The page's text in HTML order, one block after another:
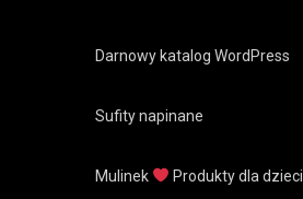
Darnowy katalog WordPress
Sufity napinane
Mulinek Produkty dla dzieci